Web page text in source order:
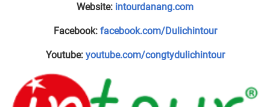
Website: intourdanang.com
Facebook: facebook.com/Dulichintour
Youtube: youtube.com/congtydulichintour